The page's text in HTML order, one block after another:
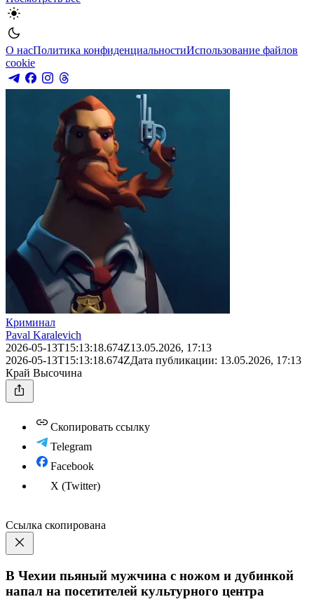
О насПолитика конфиденциальностиИспользование файлов
cookie
Криминал
Paval Karalevich
2026-05-13T15:13:18.674Z13.05.2026, 17:13
2026-05-13T15:13:18.674ZДата публикации: 13.05.2026, 17:13
Край Высочина
Скопировать ссылку
Telegram
Facebook
X (Twitter)
Ссылка скопирована
В Чехии пьяный мужчина с ножом и дубинкой
напал на посетителей культурного центра